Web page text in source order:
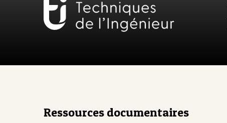
Ressources documentaires